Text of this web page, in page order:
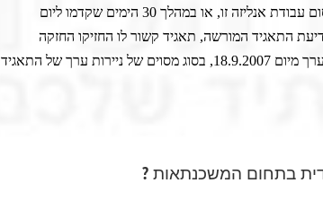
במועד פרסום עבודת אנליזה זו, או במהלך 30 הימים שקדמו ליום
התאגיד המורשה, תאגיד קשור לו החזיקו החזקה
מהותית, כהגדרתה בחוזר רשות ניירות ערך מיום 18.9.2007, בסוג מסוים של ניירות ערך של התאגיד
בתחום המשכנתאות ?